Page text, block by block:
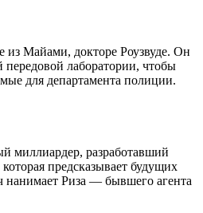
из Майами, докторе Роузвуде. Он
передовой лаборатории, чтобы
для департамента полиции.
миллиардер, разработавший
предсказывает будущих
Риза — бывшего агента